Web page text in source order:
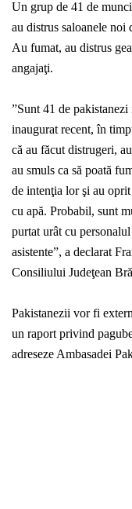
Un grup de 41 de
au distrus saloanele noi
Au fumat, au distrus
angajaţi.
”Sunt 41 de
inaugurat recent, în
că au făcut distrugeri,
au smuls ca să poată
de intenţia lor şi au
cu apă. Probabil, sunt
purtat urât cu
asistente”, a declarat
Consiliului Judeţean
Pakistanezii vor fi
un raport privind
adreseze Ambasadei